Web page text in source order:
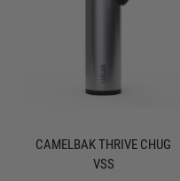
CAMELBAK THRIVE CHUG
VSS